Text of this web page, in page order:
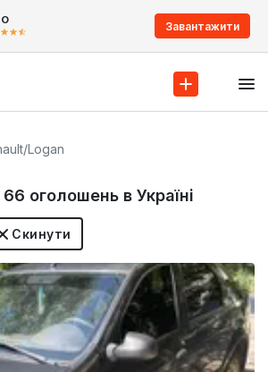
Завантажити
/Logan
66 оголошень в Україні
Скинути